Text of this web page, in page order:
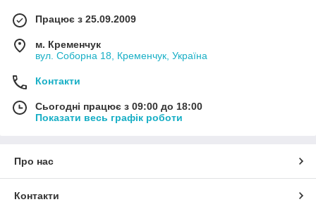
Працює з 25.09.2009
м. Кременчук
вул. Соборна 18, Кременчук, Україна
Контакти
Сьогодні працює з 09:00 до 18:00
Показати весь графік роботи
Про нас
Контакти